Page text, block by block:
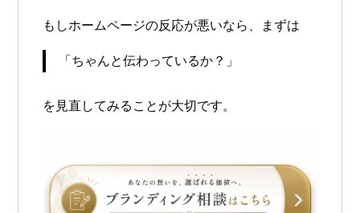
もしホームページの反応が悪いなら、まずは
「ちゃんと伝わっているか？」
を見直してみることが大切です。